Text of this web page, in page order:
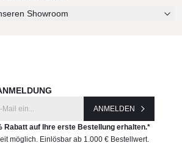
Showroom
ANMELDEN
Rabatt auf Ihre erste Bestellung erhalten.*
möglich. Einlösbar ab 1.000 € Bestellwert.